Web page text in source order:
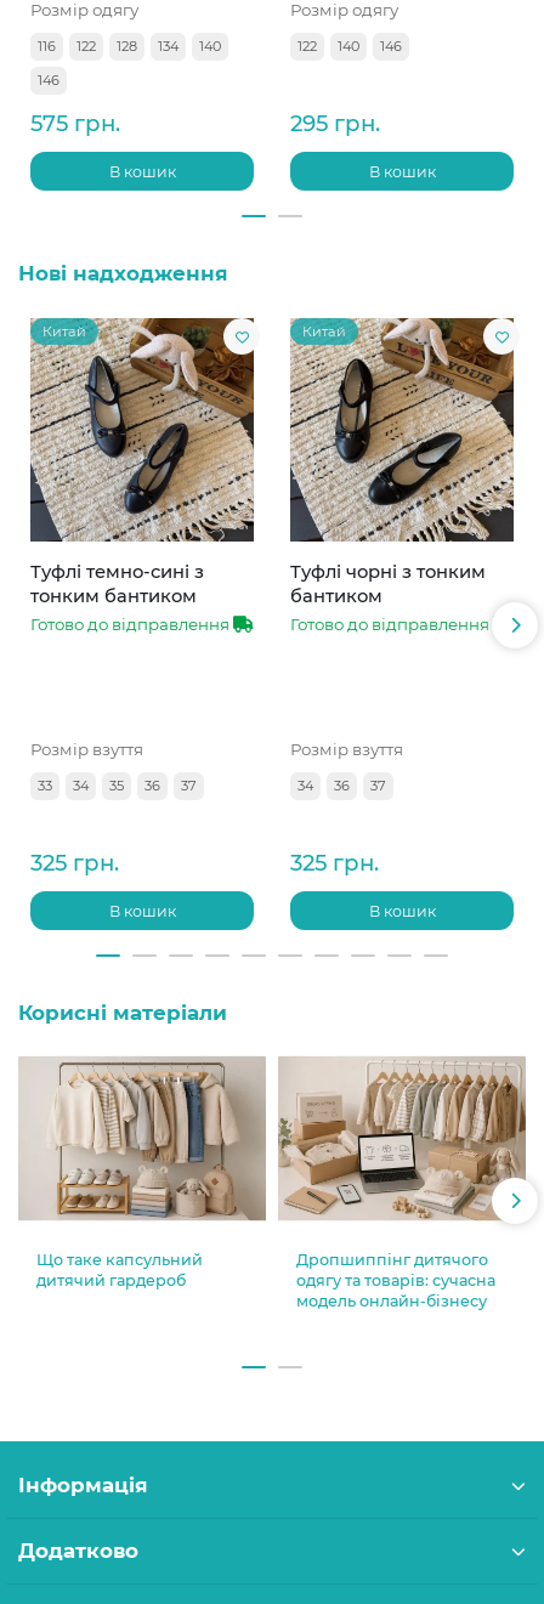
Розмір одягу
116 122 128 134
140
146
575 грн.
В кошик
Розмір одягу
122 140 146
295 грн.
В кошик
Нові надходження
Китай
Туфлі темно-сині з
тонким бантиком
Готово до відправлення
Розмір взуття
33 34 35 36 37
325 грн.
В кошик
Китай
Туфлі чорні з тонким
бантиком
Готово до відправлення
Розмір взуття
34 36 37
325 грн.
В кошик
Корисні матеріали
Що таке капсульний
дитячий гардероб
Дропшиппінг дитячого
одягу та товарів: сучасна
модель онлайн-бізнесу
Інформація
Додатково